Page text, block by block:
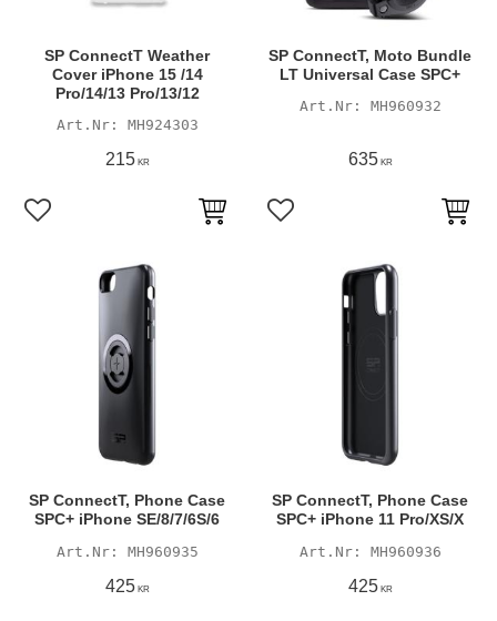
SP ConnectT Weather
Cover iPhone 15 /14
Pro/14/13 Pro/13/12
MH924303
215KR
Lägg till i favoriter
SP ConnectT, Moto Bundle
LT Universal Case SPC+
MH960932
635KR
Lägg till i favoriter
SP ConnectT, Phone Case
SPC+ iPhone SE/8/7/6S/6
MH960935
425KR
SP ConnectT, Phone Case
SPC+ iPhone 11 Pro/XS/X
MH960936
425KR